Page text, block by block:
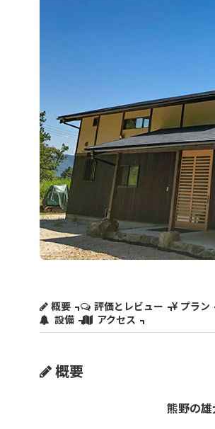
概要 評価とレビュー プラン
設備
アクセス
概要
熊野の